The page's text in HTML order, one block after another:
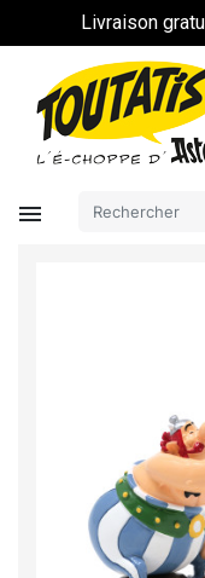
Livraison
